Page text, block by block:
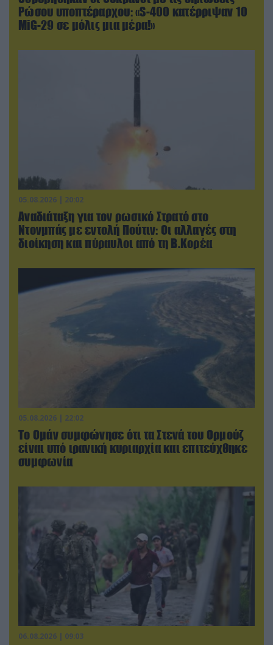
Ρώσου υποπτέραρχου: «S-400 κατέρριψαν 10
MiG-29 σε μόλις μια μέρα!»
05.08.2026 | 20:02
Αναδιάταξη για τον ρωσικό Στρατό στο
Ντονμπάς με εντολή Πούτιν: Οι αλλαγές στη
διοίκηση και πύραυλοι από τη Β.Κορέα
05.08.2026 | 22:02
Το Ομάν συμφώνησε ότι τα Στενά του Ορμούζ
είναι υπό ιρανική κυριαρχία και επιτεύχθηκε
συμφωνία
06.08.2026 | 09:03